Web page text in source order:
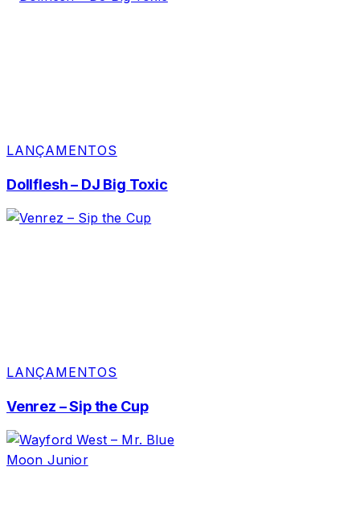
LANÇAMENTOS
Dollflesh – DJ Big Toxic
LANÇAMENTOS
Venrez – Sip the Cup